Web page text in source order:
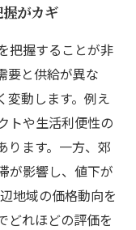
がカギ
把握することが非
要と供給が異な
変動します。例え
トや生活利便性の
ります。一方、郊
が影響し、値下が
地域の価格動向を
どれほどの評価を